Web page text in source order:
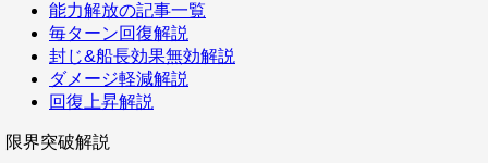
能力解放の記事一覧
毎ターン回復解説
封じ&船長効果無効解説
ダメージ軽減解説
回復上昇解説
限界突破解説